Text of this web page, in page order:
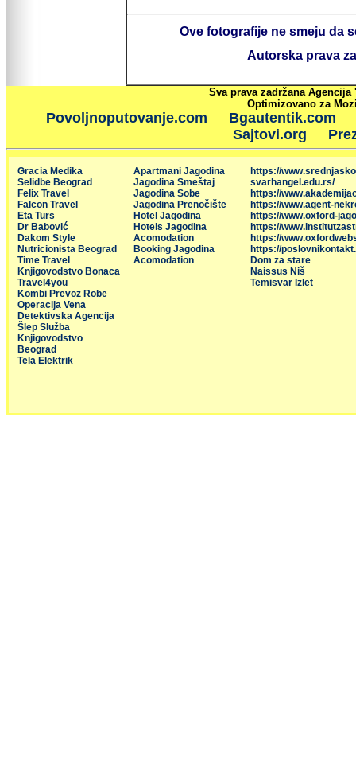
Ove fotografije ne smeju da
Autorska prava
Sva prava zadržana
Optimizovano za
Povoljnoputovanje.com
Bgautentik.com
Sajtovi.org
Gracia Medika
Selidbe Beograd
Felix Travel
Falcon Travel
Eta Turs
Dr Babović
Dakom Style
Nutricionista Beograd
Time Travel
Knjigovodstvo Bonaca
Travel4you
Kombi Prevoz Robe
Operacija Vena
Detektivska Agencija
Šlep Služba
Knjigovodstvo
Beograd
Tela Elektrik
Apartmani Jagodina
Jagodina Smeštaj
Jagodina Sobe
Jagodina Prenočište
Hotel Jagodina
Hotels Jagodina
Acomodation
Booking Jagodina
Acomodation
https://
svarhangel.edu.rs/
https://
https://www.agent-
https://www.oxford-
https://
https://
https://
Dom za stare
Naissus Niš
Temisvar Izlet